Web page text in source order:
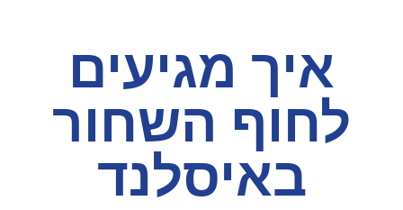
איך מגיעים
לחוף השחור
באיסלנד